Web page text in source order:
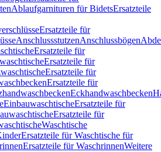
Ablaufgarnituren für BidetsErsatzteile
Ersatzteile für
AnschlussstutzenAnschlussbögen
Ersatzteile für
Ersatzteile für
Ersatzteile für
Ersatzteile für
Eckhandwaschbecken
EinbauwaschtischeErsatzteile für
Ersatzteile für
Waschtische
Ersatzteile für Waschtische für
Ersatzteile für WaschrinnenWeitere